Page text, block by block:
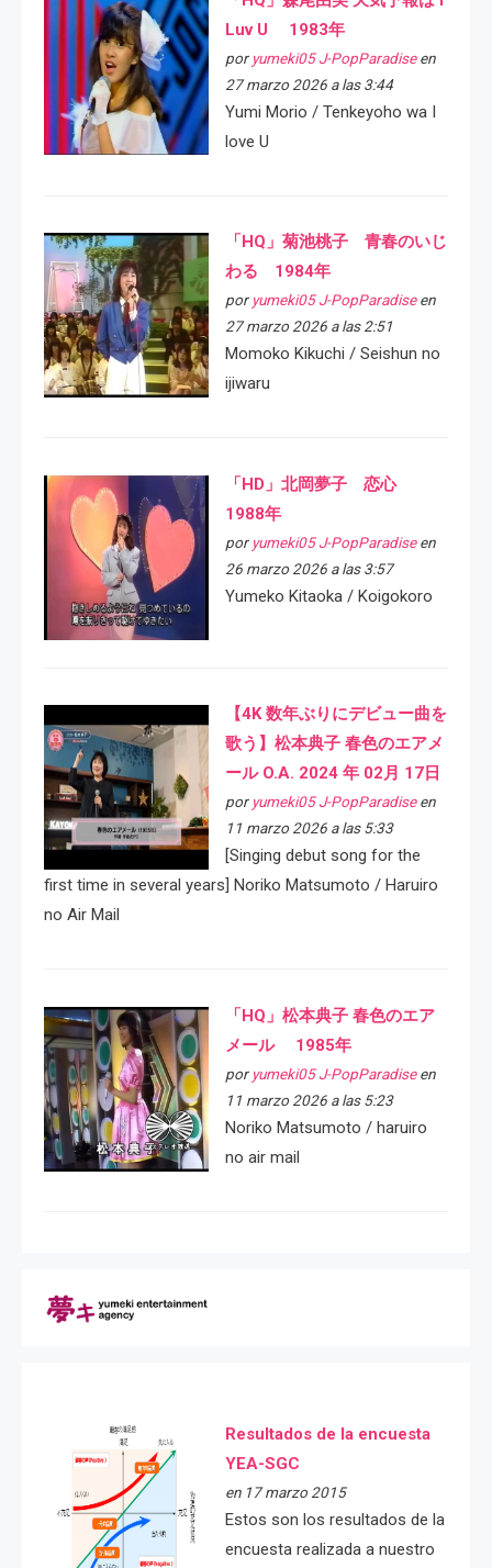
Luv U 1983年
por yumeki05 J-PopParadiseen
27 marzo 2026 a las 3:44
Yumi Morio / Tenkeyoho wa I
love U
「HQ」菊池桃子 青春のいじ
わる 1984年
por yumeki05 J-PopParadiseen
27 marzo 2026 a las 2:51
Momoko Kikuchi / Seishun no
ijiwaru
「HD」北岡夢子 恋心
1988年
por yumeki05 J-PopParadiseen
26 marzo 2026 a las 3:57
Yumeko Kitaoka / Koigokoro
【4K 数年ぶりにデビュー曲を
歌う】松本典子 春色のエアメ
ール O.A. 2024 年 02月 17日
por yumeki05 J-PopParadiseen
11 marzo 2026 a las 5:33
[Singing debut song for the
first time in several years] Noriko Matsumoto / Haruiro
no Air Mail
「HQ」松本典子 春色のエア
メール 1985年
por yumeki05 J-PopParadiseen
11 marzo 2026 a las 5:23
Noriko Matsumoto / haruiro
no air mail
Resultados de la encuesta
YEA-SGC
en 17 marzo 2015
Estos son los resultados de la
encuesta realizada a nuestro